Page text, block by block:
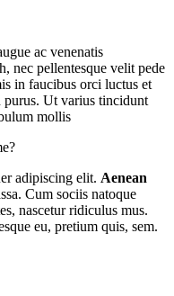
ac venenatis
nec pellentesque velit pede
in faucibus orci luctus et
purus. Ut varius tincidunt
mollis
adipiscing elit. Aenean
Cum sociis natoque
nascetur ridiculus mus.
eu, pretium quis, sem.